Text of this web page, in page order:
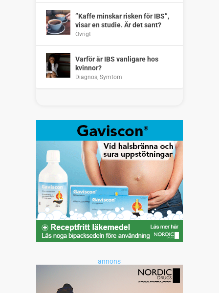
”Kaffe minskar risken för IBS”,
visar en studie. Är det sant?
Övrigt
Varför är IBS vanligare hos
kvinnor?
Diagnos, Symtom
annons